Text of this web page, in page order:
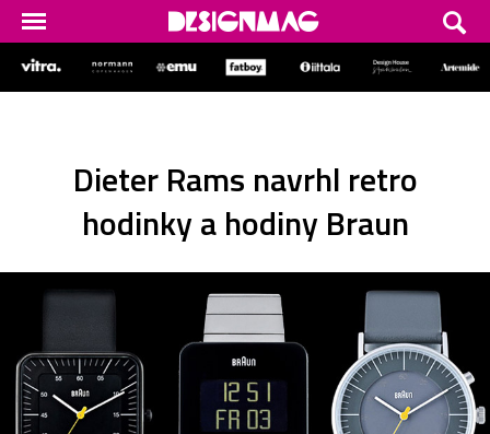
Dieter Rams navrhl retro
hodinky a hodiny Braun